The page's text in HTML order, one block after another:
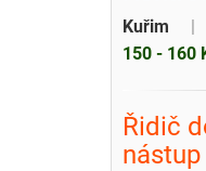
Kuřim
150 - 160
Řidič